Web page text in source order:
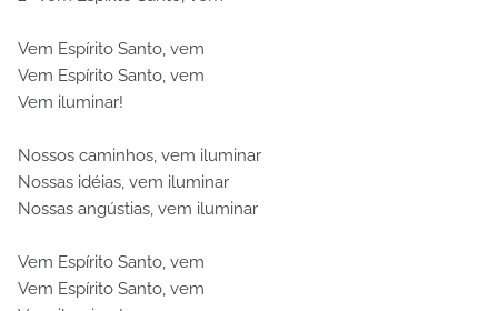
Vem Espírito Santo, vem
Vem Espírito Santo, vem
Vem iluminar!
Nossos caminhos, vem iluminar
Nossas idéias, vem iluminar
Nossas angústias, vem iluminar
Vem Espírito Santo, vem
Vem Espírito Santo, vem